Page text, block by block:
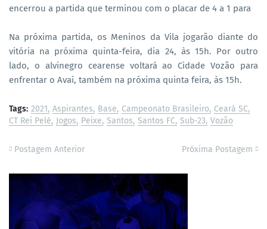
encerrou a partida que terminou com o placar de 4 a 1 para
Na próxima partida, os Meninos da Vila jogarão diante do
vitória na próxima quinta-feira, dia 24, às 15h. Por outro
lado, o alvinegro cearense voltará ao Cidade Vozão para
enfrentar o Avaí, também na próxima quinta feira, às 15h.
Tags: 2021 Aspirantes Base Campeonato Brasileiro Ceará SC
CT Rei Pelé Jogos Peixe Santos Santos FC Sub-23 Vozão
Postagem Anterior Próxima Postagem